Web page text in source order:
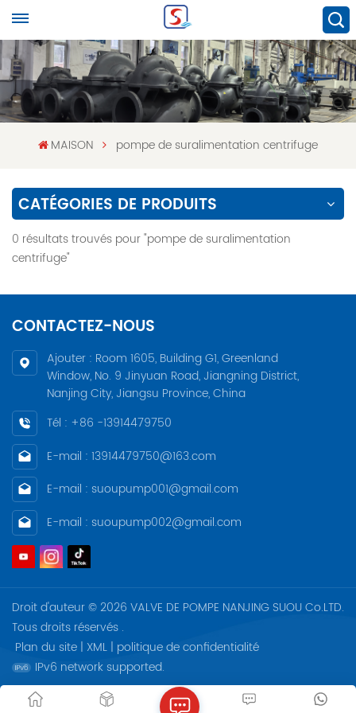
MAISON pompe de suralimentation centrifuge
CATÉGORIES DE PRODUITS
0 résultats trouvés pour "pompe de suralimentation
centrifuge"
CONTACTEZ-NOUS
Ajouter : Room 1605, Building G1, Greenland
Window, No. 9 Jinyuan Road, Jiangning District,
Nanjing City, Jiangsu Province, China
Tél : +86 -13914479750
E-mail : 13914479750@163.com
E-mail : suoupump001@gmail.com
E-mail : suoupump002@gmail.com
Droit d'auteur © 2026 VALVE DE POMPE NANJING SUOU Co.LTD.
Tous droits réservés .
Plan du site | XML | politique de confidentialité
IPv6 network supported.